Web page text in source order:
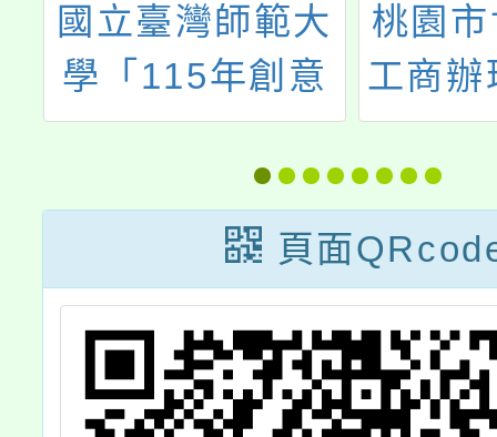
國立臺灣師範大
學「115年創意
機器人研習營」
桃園
工商
教師
培力
社群
頁面